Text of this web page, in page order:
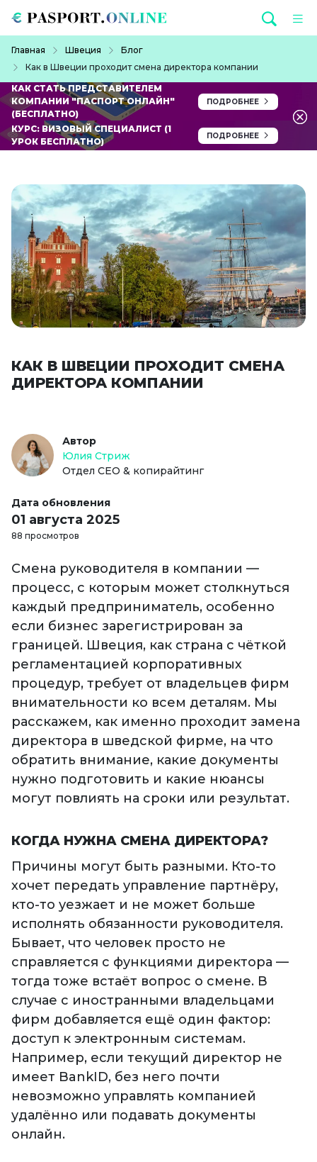
Главная Швеция
Блог
Как в Швеции проходит смена директора компании
КАК СТАТЬ ПРЕДСТАВИТЕЛЕМ
КОМПАНИИ "ПАСПОРТ ОНЛАЙН"
(БЕСПЛАТНО)
ПОДРОБНЕЕ
КУРС: ВИЗОВЫЙ СПЕЦИАЛИСТ (1
УРОК БЕСПЛАТНО)
ПОДРОБНЕЕ
КАК В ШВЕЦИИ ПРОХОДИТ СМЕНА
ДИРЕКТОРА КОМПАНИИ
Автор
Юлия Стриж
Отдел СЕО & копирайтинг
Дата обновления
01 августа 2025
88 просмотров
Смена руководителя в компании —
процесс, с которым может столкнуться
каждый предприниматель, особенно
если бизнес зарегистрирован за
границей. Швеция, как страна с чёткой
регламентацией корпоративных
процедур, требует от владельцев фирм
внимательности ко всем деталям. Мы
расскажем, как именно проходит замена
директора в шведской фирме, на что
обратить внимание, какие документы
нужно подготовить и какие нюансы
могут повлиять на сроки или результат.
КОГДА НУЖНА СМЕНА ДИРЕКТОРА?
Причины могут быть разными. Кто-то
хочет передать управление партнёру,
кто-то уезжает и не может больше
исполнять обязанности руководителя.
Бывает, что человек просто не
справляется с функциями директора —
тогда тоже встаёт вопрос о смене. В
случае с иностранными владельцами
фирм добавляется ещё один фактор:
доступ к электронным системам.
Например, если текущий директор не
имеет BankID, без него почти
невозможно управлять компанией
удалённо или подавать документы
онлайн.